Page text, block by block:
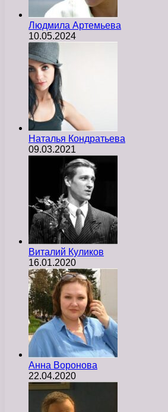
Людмила Артемьева
10.05.2024
Наталья Кондратьева
09.03.2021
Виталий Куликов
16.01.2020
Анна Воронова
22.04.2020